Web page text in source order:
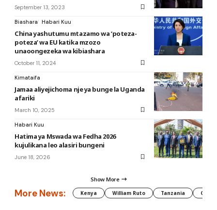
September 13, 2023
Biashara Habari Kuu
China yashutumu mtazamo wa ‘poteza-
poteza’ wa EU katika mzozo
unaoongezeka wa kibiashara
October 11, 2024
Kimataifa
Jamaa aliyejichoma nje ya bunge la Uganda
afariki
March 10, 2025
Habari Kuu
Hatima ya Mswada wa Fedha 2026
kujulikana leo alasiri bungeni
June 18, 2026
Show More
More News: Kenya William Ruto Tanzania CAF